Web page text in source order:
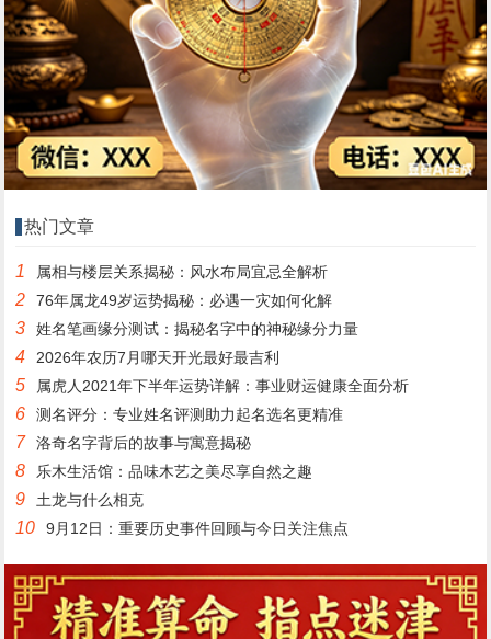
热门文章
1 属相与楼层关系揭秘：风水布局宜忌全解析
2 76年属龙49岁运势揭秘：必遇一灾如何化解
3 姓名笔画缘分测试：揭秘名字中的神秘缘分力量
4 2026年农历7月哪天开光最好最吉利
5 属虎人2021年下半年运势详解：事业财运健康全面分析
6 测名评分：专业姓名评测助力起名选名更精准
7 洛奇名字背后的故事与寓意揭秘
8 乐木生活馆：品味木艺之美尽享自然之趣
9 土龙与什么相克
10 9月12日：重要历史事件回顾与今日关注焦点